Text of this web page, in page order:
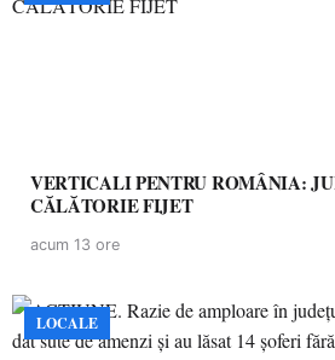
VERTICALI PENTRU ROMÂNIA:
CĂLĂTORIE FIJET
acum 13 ore
LOCALE